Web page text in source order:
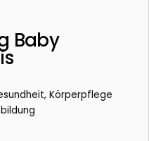
Baby
Körperpflege